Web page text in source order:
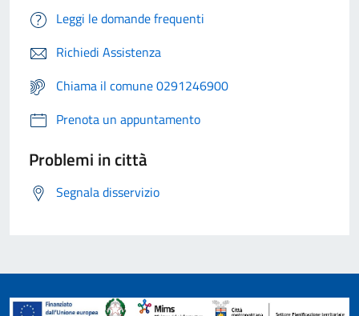
Leggi le domande frequenti
Richiedi Assistenza
Chiama il comune 0291246900
Prenota un appuntamento
Problemi in città
Segnala disservizio